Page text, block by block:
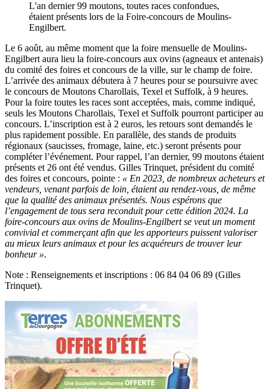
L'an dernier 99 moutons, toutes races confondues,
étaient présents lors de la Foire-concours de Moulins-
Engilbert.
Le 6 août, au même moment que la foire mensuelle de Moulins-
Engilbert aura lieu la foire-concours aux ovins (agneaux et antenais)
du comité des foires et concours de la ville, sur le champ de foire.
L’arrivée des animaux débutera à 7 heures pour se poursuivre avec
le concours de Moutons Charollais, Texel et Suffolk, à 9 heures.
Pour la foire toutes les races sont acceptées, mais, comme indiqué,
seuls les Moutons Charollais, Texel et Suffolk pourront participer au
concours. L’inscription est à 2 euros, les retours sont demandés le
plus rapidement possible. En parallèle, des stands de produits
régionaux (saucisses, fromage, laine, etc.) seront présents pour
compléter l’événement. Pour rappel, l’an dernier, 99 moutons étaient
présents et 26 ont été vendus. Gilles Trinquet, président du comité
des foires et concours, pointe : « En 2023, de nombreux acheteurs et
vendeurs, venant parfois de loin, étaient au rendez-vous, de même
que la qualité des animaux présentés. Nous espérons que
l’engagement de tous sera reconduit pour cette édition 2024. La
foire-concours aux ovins de Moulins-Engilbert se veut un moment
convivial et commerçant afin que les apporteurs puissent valoriser
au mieux leurs animaux et pour les acquéreurs de trouver leur
bonheur ».
Note : Renseignements et inscriptions : 06 84 04 06 89 (Gilles
Trinquet).